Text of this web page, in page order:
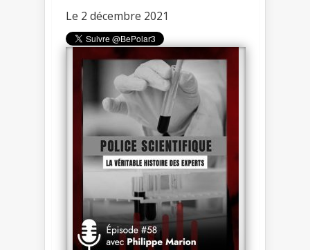
Le 2 décembre 2021